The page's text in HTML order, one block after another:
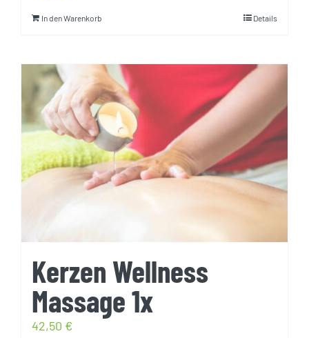
In den Warenkorb Details
Kerzen Wellness
Massage 1x
42,50 €